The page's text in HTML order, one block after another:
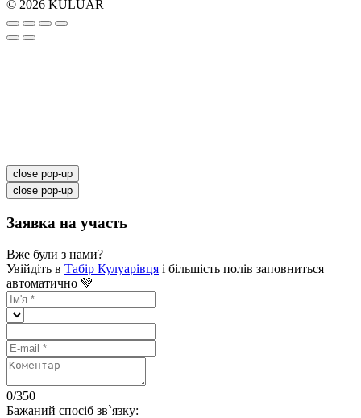
© 2026 KULUAR
close pop-up
close pop-up
Заявка на участь
Вже були з нами?
Увійдіть в Табір Кулуарівця і більшість полів заповниться
автоматично 💚
0/350
Бажаний спосіб зв`язку: